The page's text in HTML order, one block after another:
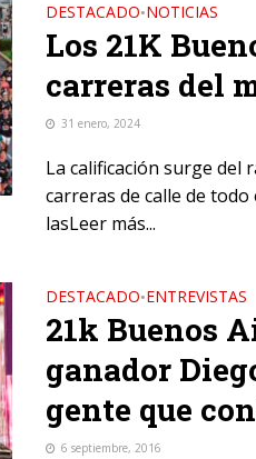
DESTACADO•NOTICIAS
Los 21K
carreras del
31 enero, 2024
La calificación surge del
carreras de calle de
lasLeer más...
DESTACADO•ENTREVISTAS
21k Buenos
ganador
gente que
6 septiembre, 2016